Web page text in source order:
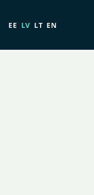
EE LV LT EN